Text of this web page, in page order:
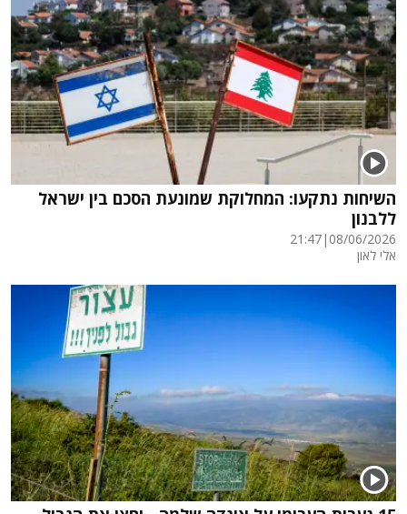
השיחות נתקעו: המחלוקת שמונעת הסכם בין ישראל
ללבנון
08/06/2026
|
21:47
אלי לאון